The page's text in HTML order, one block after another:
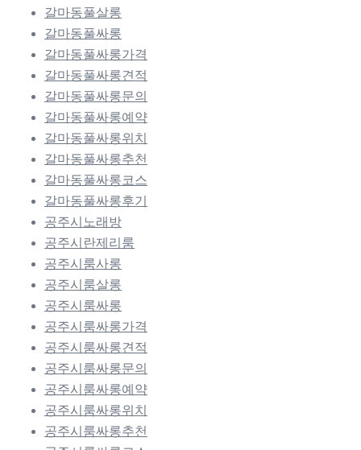
갈마동풀살롱
갈마동풀싸롱
갈마동풀싸롱가격
갈마동풀싸롱견적
갈마동풀싸롱문의
갈마동풀싸롱예약
갈마동풀싸롱위치
갈마동풀싸롱추천
갈마동풀싸롱코스
갈마동풀싸롱후기
공주시노래방
공주시란제리룸
공주시룸사롱
공주시룸살롱
공주시룸싸롱
공주시룸싸롱가격
공주시룸싸롱견적
공주시룸싸롱문의
공주시룸싸롱예약
공주시룸싸롱위치
공주시룸싸롱추천